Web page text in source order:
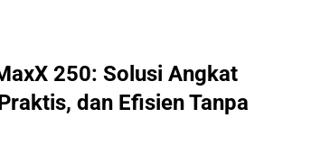
250: Solusi Angkat
dan Efisien Tanpa